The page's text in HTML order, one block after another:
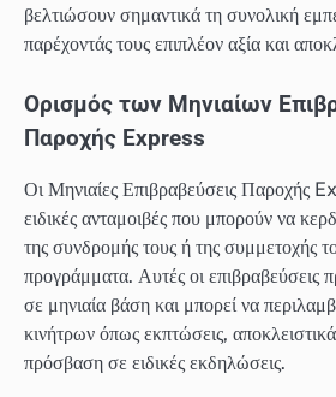
βελτιώσουν σημαντικά τη συνολική
παρέχοντάς τους επιπλέον αξία και
Ορισμός των Μηνιαίων
Παροχής Express
Οι Μηνιαίες Επιβραβεύσεις Παροχής
ειδικές ανταμοιβές που μπορούν να
της συνδρομής τους ή της συμμετοχής
προγράμματα. Αυτές οι επιβραβεύσεις
σε μηνιαία βάση και μπορεί να
κινήτρων όπως εκπτώσεις,
πρόσβαση σε ειδικές εκδηλώσεις.